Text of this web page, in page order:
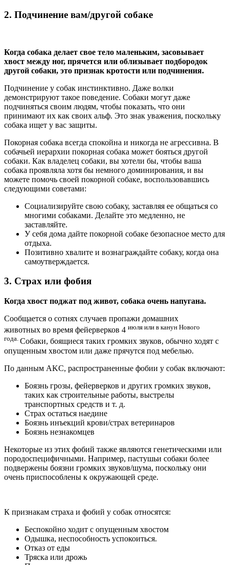
2. Подчинение вам/другой собаке
Когда собака делает свое тело маленьким, засовывает
хвост между ног, прячется или облизывает подбородок
другой собаки, это признак кротости или подчинения.
Подчинение у собак инстинктивно. Даже волки
демонстрируют такое поведение. Собаки могут даже
подчиняться своим людям, чтобы показать, что они
принимают их как своих альф. Это знак уважения, поскольку
собака ищет у вас защиты.
Покорная собака всегда спокойна и никогда не агрессивна. В
собачьей иерархии покорная собака может бояться другой
собаки. Как владелец собаки, вы хотели бы, чтобы ваша
собака проявляла хотя бы немного доминирования, и вы
можете помочь своей покорной собаке, воспользовавшись
следующими советами:
Социализируйте свою собаку, заставляя ее общаться со
многими собаками. Делайте это медленно, не
заставляйте.
У себя дома дайте покорной собаке безопасное место для
отдыха.
Позитивно хвалите и вознаграждайте собаку, когда она
самоутверждается.
3. Страх или фобия
Когда хвост поджат под живот, собака очень напугана.
Сообщается о сотнях случаев пропажи домашних
животных во время фейерверков 4 июля или в канун Нового
года. Собаки, боящиеся таких громких звуков, обычно ходят с
опущенным хвостом или даже прячутся под мебелью.
По данным AKC, распространенные фобии у собак включают:
Боязнь грозы, фейерверков и других громких звуков,
таких как строительные работы, выстрелы
транспортных средств и т. д.
Страх остаться наедине
Боязнь инъекций крови/страх ветеринаров
Боязнь незнакомцев
Некоторые из этих фобий также являются генетическими или
породоспецифичными. Например, пастушьи собаки более
подвержены боязни громких звуков/шума, поскольку они
очень приспособлены к окружающей среде.
К признакам страха и фобий у собак относятся:
Беспокойно ходит с опущенным хвостом
Одышка, неспособность успокоиться.
Отказ от еды
Тряска или дрожь